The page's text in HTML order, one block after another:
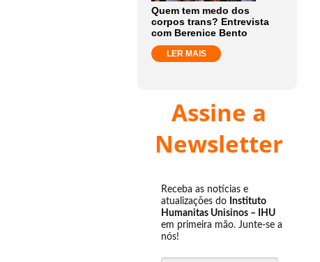
Quem tem medo dos
corpos trans? Entrevista
com Berenice Bento
LER MAIS
Assine a
Newsletter
Receba as notícias e
atualizações do Instituto
Humanitas Unisinos – IHU
em primeira mão. Junte-se a
nós!